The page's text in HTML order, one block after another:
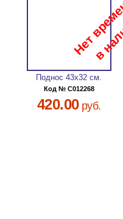
Поднос 43х32 см.
Код № C012268
420.00руб.